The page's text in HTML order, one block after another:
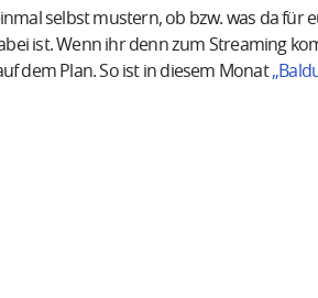
selbst mustern, ob bzw. was da für
ist. Wenn ihr denn zum Streaming
dem Plan. So ist in diesem Monat